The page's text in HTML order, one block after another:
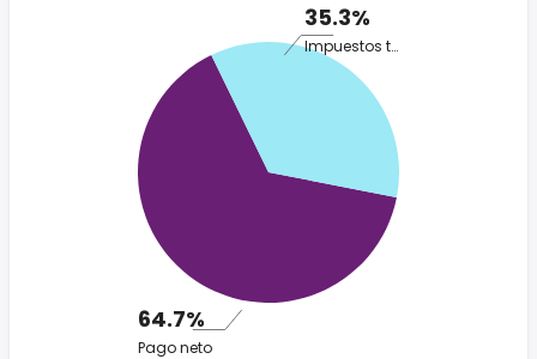
35.3%
Impuestos totales
64.7%
Pago neto